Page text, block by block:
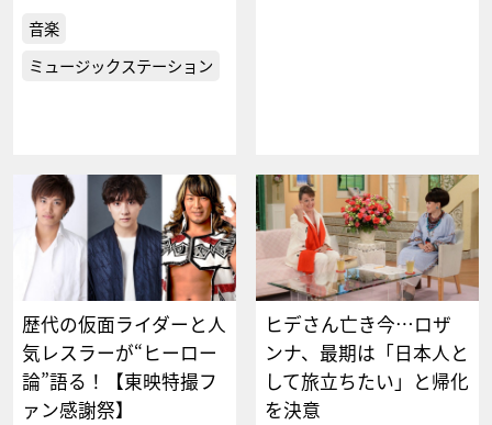
音楽
ミュージックステーション
歴代の仮面ライダーと人
気レスラーが“ヒーロー
論”語る！【東映特撮フ
ァン感謝祭】
ヒデさん亡き今…ロザ
ンナ、最期は「日本人と
して旅立ちたい」と帰化
を決意